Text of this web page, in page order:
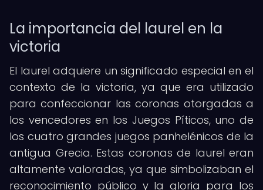
La importancia del laurel en la
victoria
El laurel adquiere un significado especial en el
contexto de la victoria, ya que era utilizado
para confeccionar las coronas otorgadas a
los vencedores en los Juegos Píticos, uno de
los cuatro grandes juegos panhelénicos de la
antigua Grecia. Estas coronas de laurel eran
altamente valoradas, ya que simbolizaban el
reconocimiento público y la gloria para los